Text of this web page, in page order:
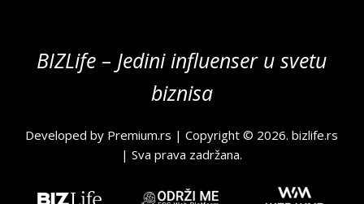
BIZLife – Jedini influenser u svetu
biznisa
Developed by Premium.rs | Copyright © 2026.bizlife.rs
| Sva prava zadržana.